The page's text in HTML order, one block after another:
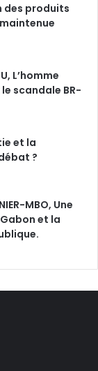
des produits
L’homme
scandale BR-
et la
?
MBO, Une
et la